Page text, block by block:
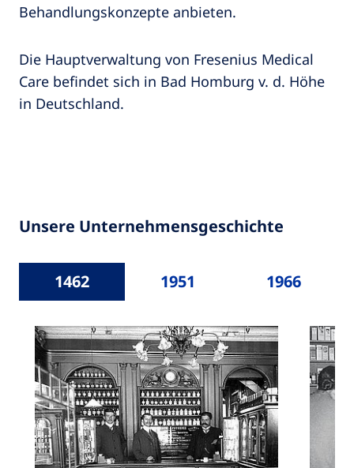
Behandlungskonzepte anbieten.
Die Hauptverwaltung von Fresenius Medical
Care befindet sich in Bad Homburg v. d. Höhe
in Deutschland.
Unsere Unternehmensgeschichte
1462 1951 1966